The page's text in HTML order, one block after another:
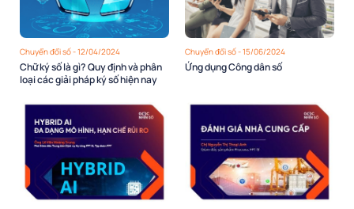
Chuyển đổi số - 12/04/2024
Chữ ký số là gì? Quy định và phân
loại các giải pháp ký số hiện nay
Chuyển đổi số - 15/06/2024
Ứng dụng Công dân số